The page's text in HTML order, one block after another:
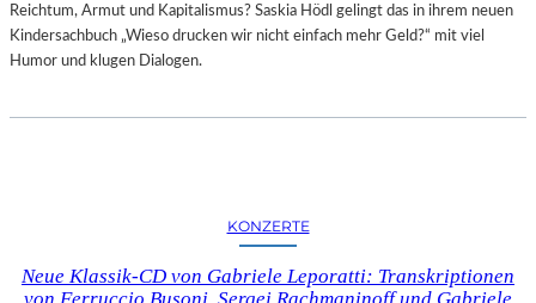
Reichtum, Armut und Kapitalismus? Saskia Hödl gelingt das in ihrem neuen
Kindersachbuch „Wieso drucken wir nicht einfach mehr Geld?“ mit viel
Humor und klugen Dialogen.
KONZERTE
Neue Klassik-CD von Gabriele Leporatti: Transkriptionen
von Ferruccio Busoni, Sergei Rachmaninoff und Gabriele